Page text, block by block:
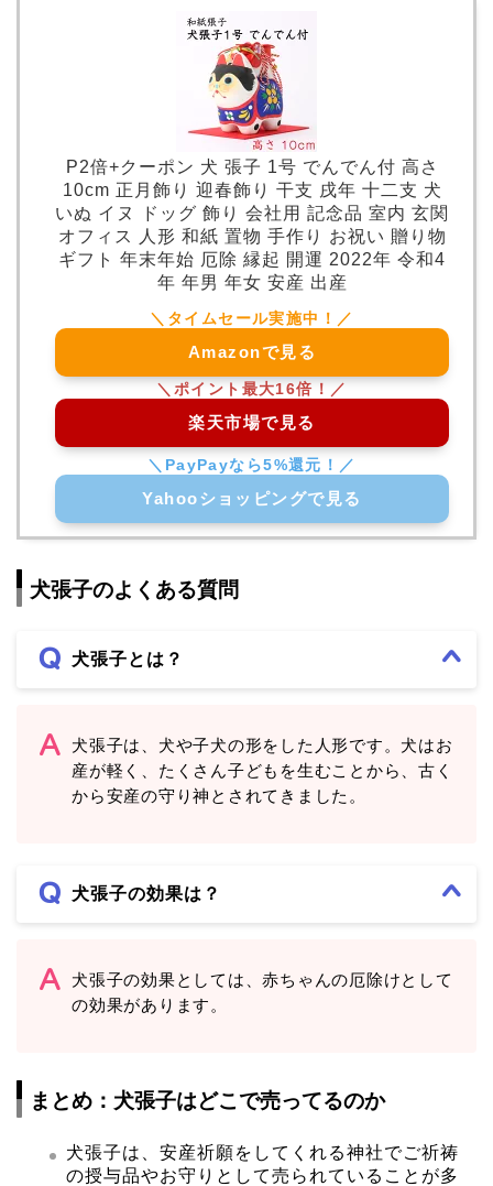
P2倍+クーポン 犬 張子 1号 でんでん付 高さ
10cm 正月飾り 迎春飾り 干支 戌年 十二支 犬
いぬ イヌ ドッグ 飾り 会社用 記念品 室内 玄関
オフィス 人形 和紙 置物 手作り お祝い 贈り物
ギフト 年末年始 厄除 縁起 開運 2022年 令和4
年 年男 年女 安産 出産
Amazonで見る
楽天市場で見る
Yahooショッピングで見る
犬張子のよくある質問
犬張子とは？
犬張子は、犬や子犬の形をした人形です。犬はお
産が軽く、たくさん子どもを生むことから、古く
から安産の守り神とされてきました。
犬張子の効果は？
犬張子の効果としては、赤ちゃんの厄除けとして
の効果があります。
まとめ：犬張子はどこで売ってるのか
犬張子は、安産祈願をしてくれる神社でご祈祷
の授与品やお守りとして売られていることが多